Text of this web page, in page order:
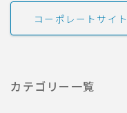
コーポレートサイト
カテゴリー一覧